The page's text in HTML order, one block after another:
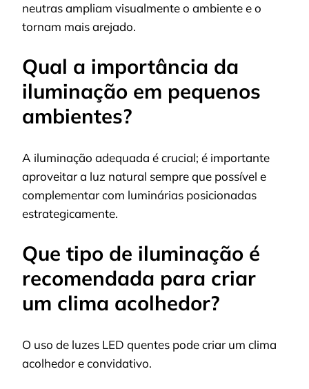
neutras ampliam visualmente o ambiente e o
tornam mais arejado.
Qual a importância da
iluminação em pequenos
ambientes?
A iluminação adequada é crucial; é importante
aproveitar a luz natural sempre que possível e
complementar com luminárias posicionadas
estrategicamente.
Que tipo de iluminação é
recomendada para criar
um clima acolhedor?
O uso de luzes LED quentes pode criar um clima
acolhedor e convidativo.